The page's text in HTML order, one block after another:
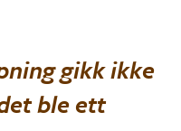
gikk ikke
ble ett